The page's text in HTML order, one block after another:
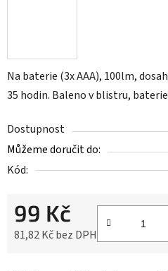
Na baterie (3x AAA), 100lm,
35 hodin. Baleno v blistru,
Dostupnost
Můžeme doručit do:
Kód:
99 Kč
81,82 Kč bez DPH